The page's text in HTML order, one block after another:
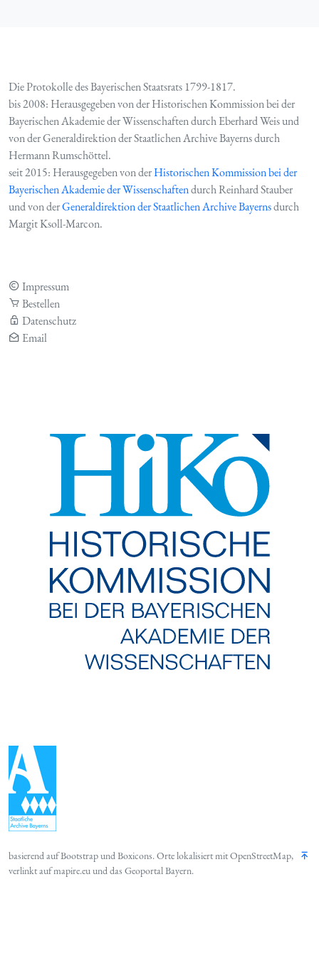
Die Protokolle des Bayerischen Staatsrats 1799-1817.
bis 2008: Herausgegeben von der Historischen Kommission bei der
Bayerischen Akademie der Wissenschaften durch Eberhard Weis und
von der Generaldirektion der Staatlichen Archive Bayerns durch
Hermann Rumschöttel.
seit 2015: Herausgegeben von derHistorischen Kommission bei der
Bayerischen Akademie der Wissenschaftendurch Reinhard Stauber
und von derGeneraldirektion der Staatlichen Archive Bayernsdurch
Margit Ksoll-Marcon.
Impressum
Bestellen
Datenschutz
Email
basierend aufBootstrapundBoxicons. Orte lokalisiert mitOpenStreetMap,
verlinkt aufmapire.euund das Geoportal Bayern.